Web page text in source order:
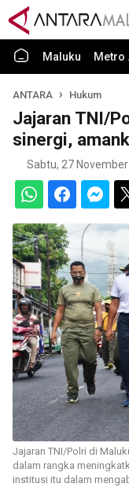
Maluku Metro
ANTARA Hukum
Jajaran TNI/
sinergi,
Sabtu, 27
Jajaran TNI/Polri di
dalam rangka
institusi itu dalam